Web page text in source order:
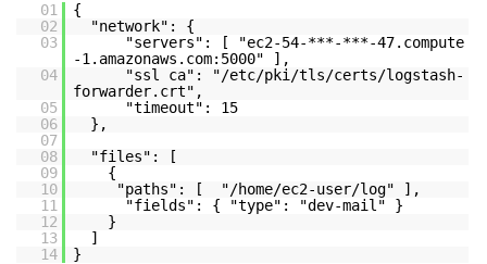
01
{
02
"network": {
03
"servers": [ "ec2-54-***-***-47.compute
-1.amazonaws.com:5000" ],
04
"ssl ca": "/etc/pki/tls/certs/logstash-
forwarder.crt",
05
"timeout": 15
06
},
07
08
"files": [
09
{
10
"paths": [ "/home/ec2-user/log" ],
11
"fields": { "type": "dev-mail" }
12
}
13
]
14
}